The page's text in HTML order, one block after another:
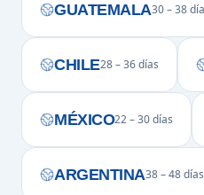
GUATEMALA30 – 38
CHILE28 – 36 días
MÉXICO22 – 30 días
ARGENTINA38 – 48 días